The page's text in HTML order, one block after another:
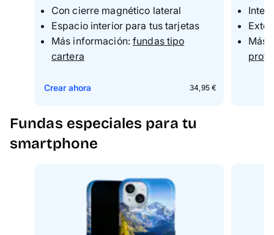
Con cierre magnético lateral
Espacio interior para tus tarjetas
Más información:fundas tipo
cartera
34,95 €
Crear ahora
I
E
Más
Fundas especiales para tu
smartphone